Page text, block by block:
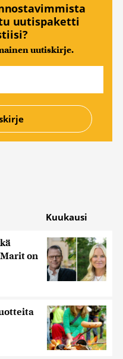
uutispaketti
uutiskirje.
Kuukausi
on